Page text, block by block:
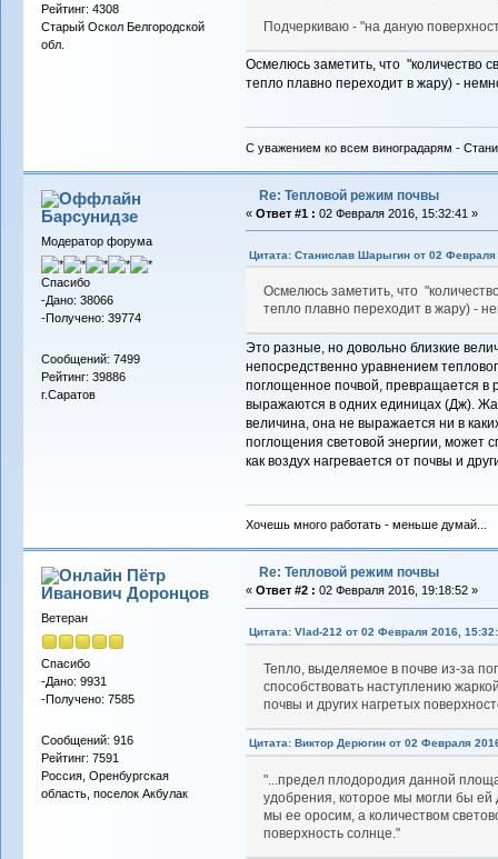
Рейтинг: 4308
Старый Оскол Белгородской
обл.
Подчеркиваю - "на даную
Осмелюсь заметить, что "количество
тепло плавно переходит в жару) -
С уважением ко всем виноградарям -
Барсунидзе
Модератор форума
Спасибо
-Дано: 38066
-Получено: 39774
Сообщений: 7499
Рейтинг: 39886
г.Саратов
Re: Тепловой режим почвы
« Ответ #1 : 02 Февраля 2016, 15:32:41 »
Цитата: Станислав Шарыгин от 02 Февраля
Осмелюсь заметить, что
тепло плавно переходит в жару) -
Это разные, но довольно близкие
непосредственно уравнением
поглощенное почвой, превращается в
выражаются в одних единицах (Дж).
величина, она не выражается ни в
поглощения световой энергии, может
как воздух нагревается от почвы и
Хочешь много работать - меньше думай...
Пётр
Иванович Доронцов
Ветеран
Спасибо
-Дано: 9931
-Получено: 7585
Сообщений: 916
Рейтинг: 7591
Россия, Оренбургская
область, поселок Акбулак
Re: Тепловой режим почвы
« Ответ #2 : 02 Февраля 2016, 19:18:52 »
Цитата: Vlad-212 от 02 Февраля 2016,
Тепло, выделяемое в почве из-за
способствовать наступлению
почвы и других нагретых
Цитата: Виктор Дерюгин от 02 Февраля
"...предел плодородия данной
удобрения, которое мы могли бы ей
мы ее оросим, а количеством
поверхность солнце."